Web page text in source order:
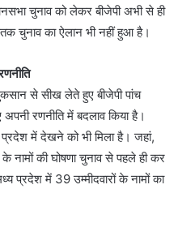
चुनाव को लेकर बीजेपी अभी से ही
चुनाव का ऐलान भी नहीं हुआ है।
से सीख लेते हुए बीजेपी पांच
अपनी रणनीति में बदलाव किया है।
में देखने को भी मिला है। जहां,
के नामों की घोषणा चुनाव से पहले ही कर
प्रदेश में 39 उम्मीदवारों के नामों का